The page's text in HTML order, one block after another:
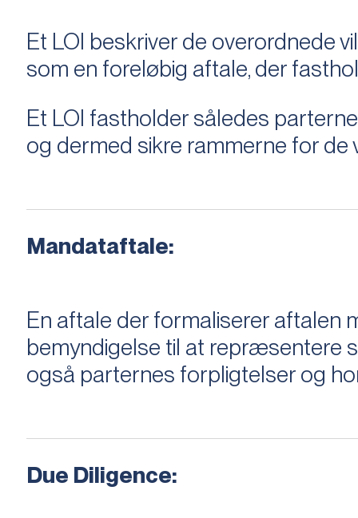
Et LOI beskriver de overordnede
som en foreløbig aftale, der
Et LOI fastholder således
og dermed sikre rammerne for de
Mandataftale:
En aftale der formaliserer
bemyndigelse til at repræsentere
også parternes forpligtelser og
Due Diligence: